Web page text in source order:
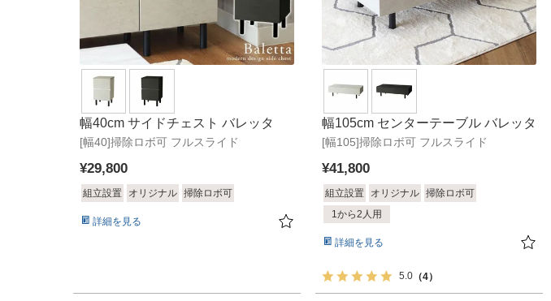
[幅40]掃除ロボ可 フルスライド
幅40cm サイドチェスト バレッタ
¥29,800
組立設置 オリジナル 掃除ロボ可
詳細を見る
[幅105]掃除ロボ可 フルスライド
幅105cm センターテーブル バレッタ
¥41,800
組立設置 オリジナル 掃除ロボ可
1から2人用
詳細を見る
5.0 （4）